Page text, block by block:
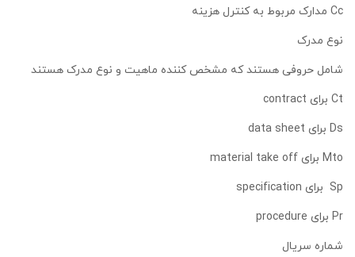
Cc مدارک مربوط به کنترل هزینه
نوع مدرک
شامل حروفی هستند که مشخص کننده ماهیت و نوع مدرک هستند
Ct برای contract
Ds برای data sheet
Mto برای material take off
Sp برای specification
Pr برای procedure
شماره سریال